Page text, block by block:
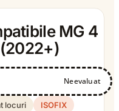
MG 4
Neevaluat
locuri
ISOFIX